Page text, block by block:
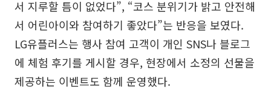
서 지루할 틈이 없었다”, “코스 분위기가 밝고 안전해
서 어린아이와 참여하기 좋았다”는 반응을 보였다.
LG유플러스는 행사 참여 고객이 개인 SNS나 블로그
에 체험 후기를 게시할 경우, 현장에서 소정의 선물을
제공하는 이벤트도 함께 운영했다.